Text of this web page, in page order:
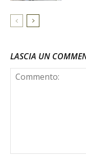
LASCIA UN